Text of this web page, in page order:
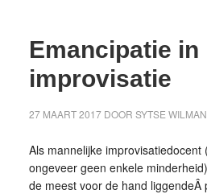
Emancipatie in
improvisatie
27 MAART 2017DOOR SYTSE WILMAN
Als mannelijke improvisatiedocent
ongeveer geen enkele
de meest voor de hand liggendeÂ